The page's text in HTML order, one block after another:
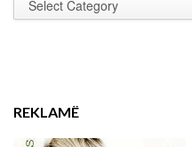
REKLAMË